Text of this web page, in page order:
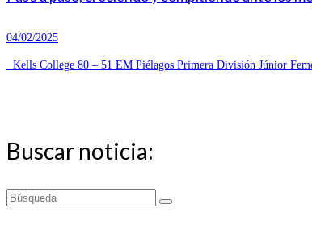
04/02/2025
Kells College 80 – 51 EM Piélagos Primera División Júnior
Buscar noticia:
Buscar